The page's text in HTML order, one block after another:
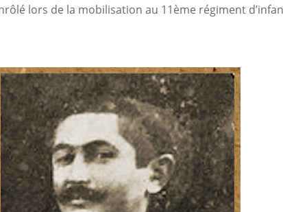
lors de la mobilisation au 11ème régiment